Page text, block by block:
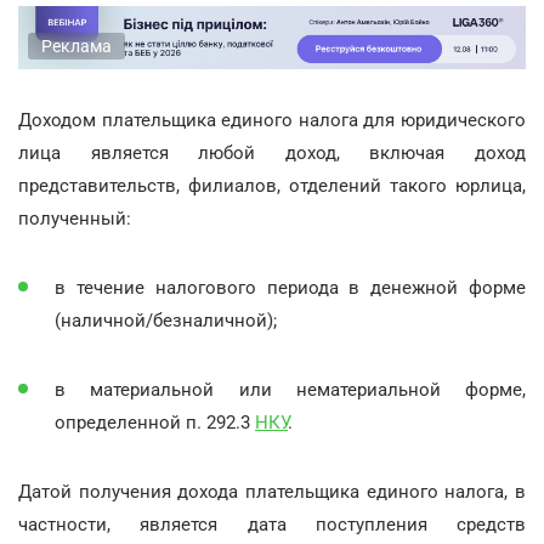
Реклама
Доходом плательщика единого налога для юридического
лица является любой доход, включая доход
представительств, филиалов, отделений такого юрлица,
полученный:
в течение налогового периода в денежной форме
(наличной/безналичной);
в материальной или нематериальной форме,
определенной п. 292.3 НКУ.
Датой получения дохода плательщика единого налога, в
частности, является дата поступления средств